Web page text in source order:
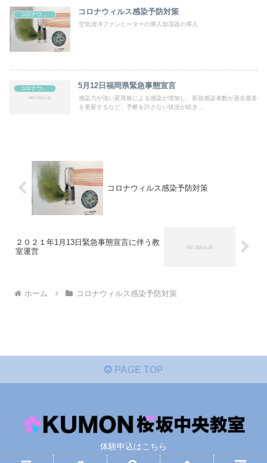
コロナウィルス感染予防対策
空気清浄ファンヒーターの導入加湿器の導入
コロナウィルス感染予防対策 5月12日福岡県緊急事態宣言
感染力が強い変異株による感染が増加し、新規感染者数が過去最多
を更新するなど、予断を許さない状況が続き...
コロナウィルス感染予防対策
２０２１年1月13日緊急事態宣言に伴う教
室運営
ホーム コロナウィルス感染予防対策
PAGE TOP
体験申込はこちら